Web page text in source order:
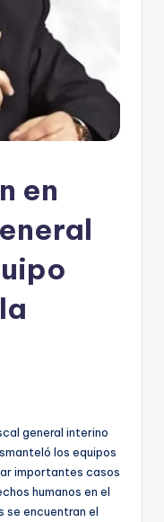
en
general interino
los equipos
importantes casos
humanos en el
se encuentran el